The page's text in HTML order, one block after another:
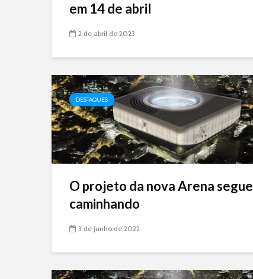
em 14 de abril
2 de abril de 2023
DESTAQUES
O projeto da nova Arena segue
caminhando
3 de junho de 2022